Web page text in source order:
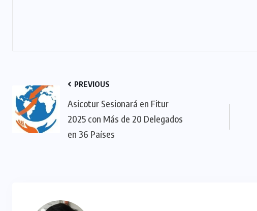
PREVIOUS
Asicotur Sesionará en Fitur
2025 con Más de 20 Delegados
en 36 Países